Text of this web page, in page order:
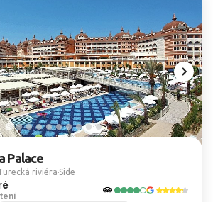
Palace
riviéra Side